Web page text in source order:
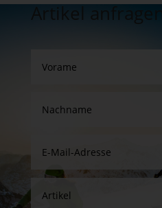
Artikel anfragen